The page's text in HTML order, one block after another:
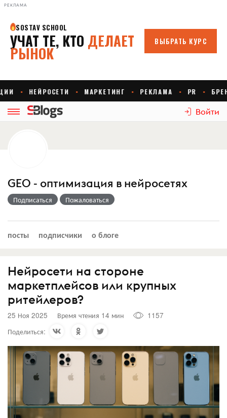
РЕКЛАМА
Войти
GEO - оптимизация в нейросетях
Подписаться Пожаловаться
посты подписчики о блоге
Нейросети на стороне
маркетплейсов или крупных
ритейлеров?
25 Ноя 2025 Время чтения 14 мин
1157
Поделиться: